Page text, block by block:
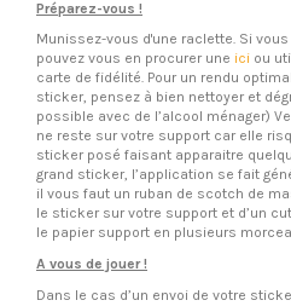
Préparez-vous !
Munissez-vous d'une raclette. Si
pouvez vous en procurer une ici ou
carte de fidélité. Pour un rendu
sticker, pensez à bien nettoyer et
possible avec de l’alcool ménager)
ne reste sur votre support car elle
sticker posé faisant apparaitre
grand sticker, l’application se fait
il vous faut un ruban de scotch de
le sticker sur votre support et d’un
le papier support en plusieurs
A vous de jouer !
Dans le cas d’un envoi de votre